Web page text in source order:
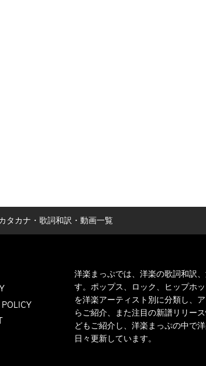
タカナ・歌詞和訳・動画一覧
洋楽まっぷでは、洋楽の歌詞和訳
す。ポップス、ロック、ヒップホ
を洋楽アーティスト別に分類し、
らご紹介、また注目の新譜リリー
どもご紹介し、洋楽まっぷの中で
日々更新しています。